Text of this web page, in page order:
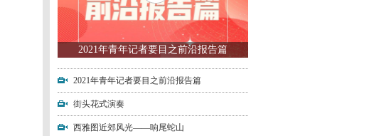
2021年青年记者要目之前沿报告篇
2021年青年记者要目之前沿报告篇
街头花式演奏
西雅图近郊风光——响尾蛇山